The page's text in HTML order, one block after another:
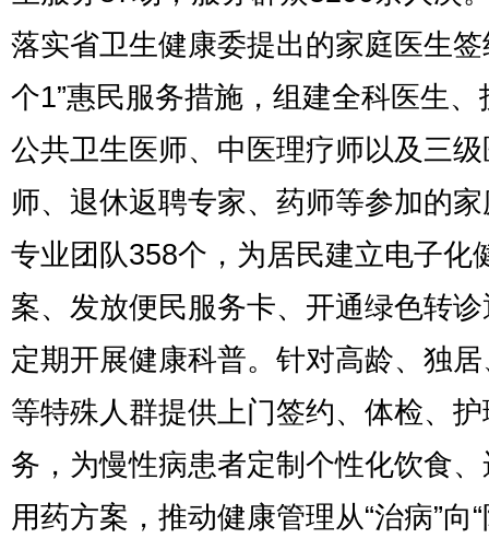
落实省卫生健康委提出的家庭医生签
个1”惠民服务措施，组建全科医生、
公共卫生医师、中医理疗师以及三
师、退休返聘专家、药师等参加的
专业团队358个，为居民建立电子化
案、发放便民服务卡、开通绿色转
定期开展健康科普。针对高龄、独
等特殊人群提供上门签约、体检、
务，为慢性病患者定制个性化饮食
用药方案，推动健康管理从“治病”向